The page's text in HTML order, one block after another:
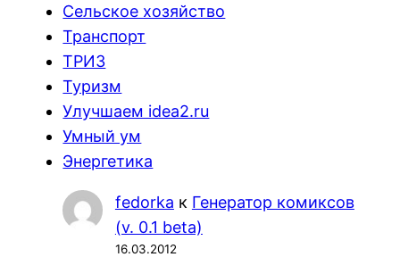
Сельское хозяйство
Транспорт
ТРИЗ
Туризм
Улучшаем idea2.ru
Умный ум
Энергетика
fedorka к Генератор комиксов
(v. 0.1 beta)
16.03.2012